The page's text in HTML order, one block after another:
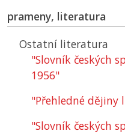
prameny, literatura
Ostatní literatura
"Slovník českých
1956"
"Přehledné dějiny
"Slovník českých